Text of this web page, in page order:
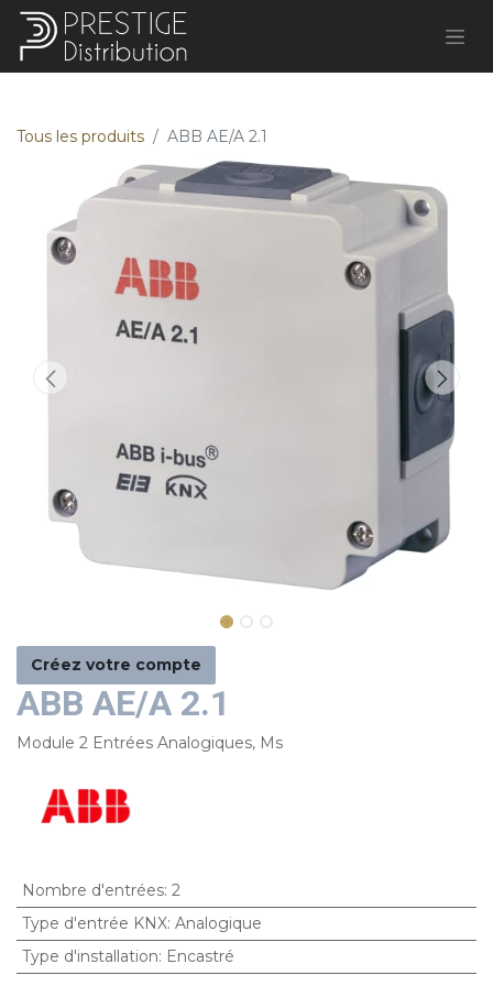
Tous les produits ABB AE/A 2.1
Créez votre compte
ABB AE/A 2.1
Module 2 Entrées Analogiques, Ms
Nombre d'entrées: 2
Type d'entrée KNX: Analogique
Type d'installation: Encastré